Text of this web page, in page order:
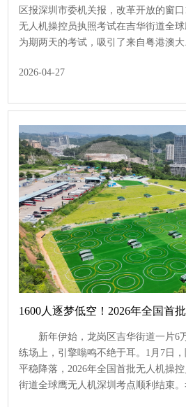
区报深圳市委机关报，改革开放的窗
无人机操控员执照考试在吉华街道全球
为期两天的考试，吸引了来自粤港澳大
2026-04-27
1600人逐梦低空！2026年全国首
新年伊始，龙岗区吉华街道一片6
练场上，引擎嗡鸣不绝于耳。1月7日
平稳降落，2026年全国首批无人机操
街道全球鹰无人机深圳考点顺利结束。